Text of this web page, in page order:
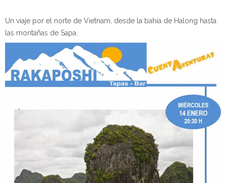
Un viaje por el norte de Vietnam, desde la bahía de Halong hasta
las montañas de Sapa.